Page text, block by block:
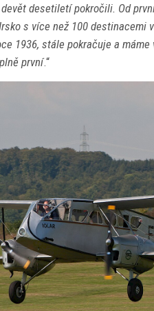
desetiletí pokročili. Od
s více než 100 destinacemi
1936, stále pokračuje a
první.“